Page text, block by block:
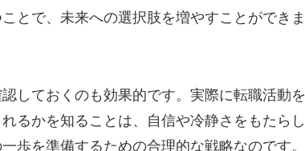
とで、未来への選択肢を増やすことができま
しておくのも効果的です。実際に転職活動を
るかを知ることは、自信や冷静さをもたらし
歩を準備するための合理的な戦略なのです。